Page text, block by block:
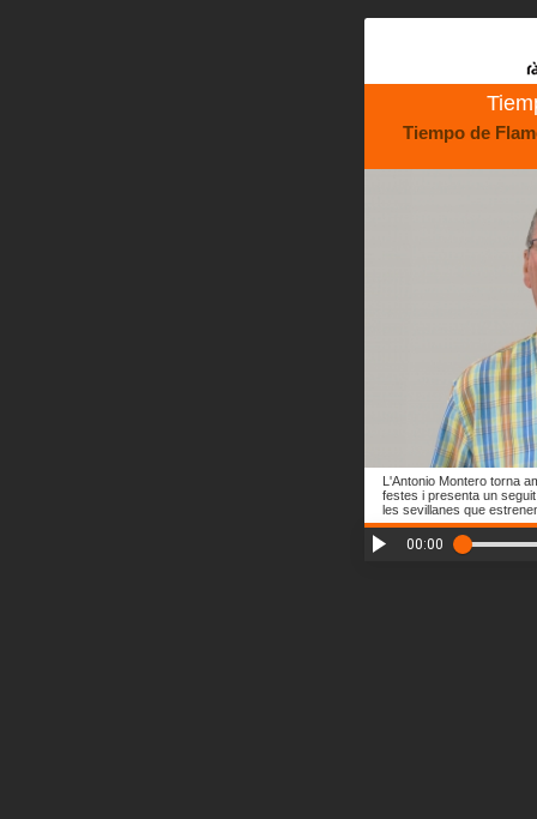
Tiempo de
L'Antonio Montero torna
festes i presenta un
les sevillanes que
00:00